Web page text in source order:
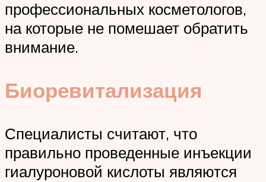
профессиональных косметологов,
на которые не помешает обратить
внимание.
Биоревитализация
Специалисты считают, что
правильно проведенные инъекции
гиалуроновой кислоты являются